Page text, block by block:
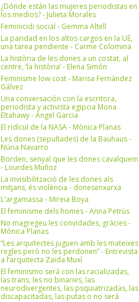
¿Dónde están las mujeres periodistas en
los medios? - Julieta Morales
Feminicidi social - Gemma Altell
La paridad en los altos cargos en la UE,
una tarea pendiente - Carme Colomina
La història de les dones a un costat, al
centre, ‘la història’ - Elena Simón
Feminisme low cost - Marisa Fernández
Gálvez
Una conversación con la escritora,
periodista y activista egipcia Mona
Eltahawy - Àngel Garcia
El ridícul de la NASA - Mònica Planas
Les dones (sepultades) de la Bauhaus -
Núria Navarro
Borden, senyal que les dones cavalquem
- Lourdes Muñoz
La invisibilització de les dones als
mitjans, és violència - donesenxarxa
L'argamassa - Mireia Boya
El feminisme dels homes - Anna Petrús
No magregeu les convidades, gràcies -
Mònica Planas
“Les arquitectes juguen amb les mateixes
regles però no les perdonen” - Entrevista
a l’arquitecta Zaida Muxí
El feminismo será con las racializadas,
las trans, les no binaries, las
neurodivergentes, las psquiatrizadas, las
discapacitadas, las putas o no será